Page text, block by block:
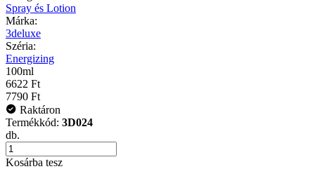
Spray és Lotion
Márka:
3deluxe
Széria:
Energizing
100ml
6622 Ft
7790 Ft
Raktáron
Termékkód: 3D024
db.
Kosárba tesz